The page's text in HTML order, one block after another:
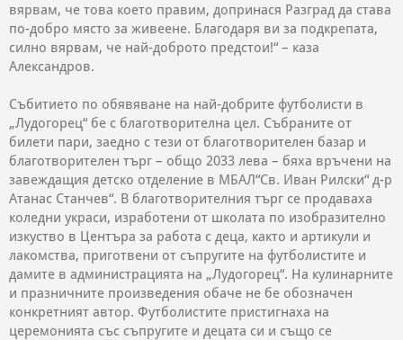
вярвам, че това което правим, допринася Разград да става
по-добро място за живеене. Благодаря ви за подкрепата,
силно вярвам, че най-доброто предстои!“ – каза
Александров.
Събитието по обявяване на най-добрите футболисти в
„Лудогорец“ бе с благотворителна цел. Събраните от
билети пари, заедно с тези от благотворителен базар и
благотворителен търг – общо 2033 лева – бяха връчени на
завеждащия детско отделение в МБАЛ“Св. Иван Рилски“ д-р
Атанас Станчев“. В благотворителния търг се продаваха
коледни украси, изработени от школата по изобразително
изкуство в Центъра за работа с деца, както и артикули и
лакомства, приготвени от съпругите на футболистите и
дамите в администрацията на „Лудогорец“. На кулинарните
и празничните произведения обаче не бе обозначен
конкретният автор. Футболистите пристигнаха на
церемонията със съпругите и децата си и също се